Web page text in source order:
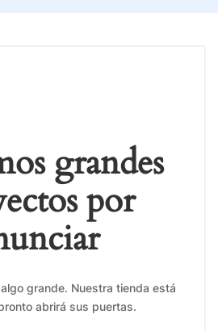
grandes
por
grande. Nuestra tienda está
abrirá sus puertas.